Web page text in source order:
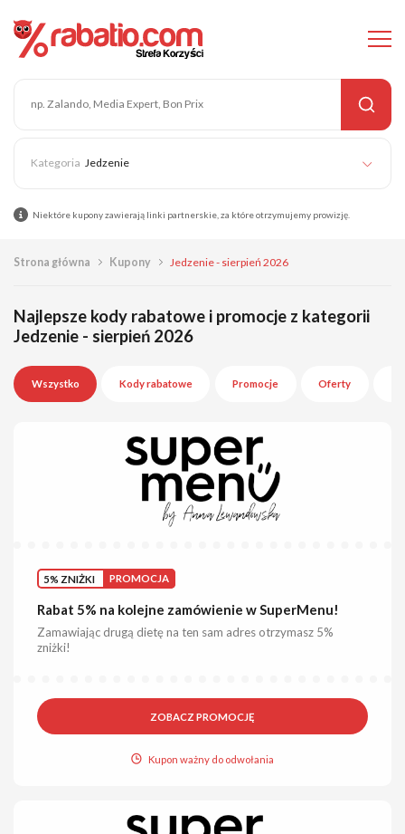
Jedzenie
Niektóre kupony zawierają linki partnerskie, za które otrzymujemy prowizję.
Strona główna Kupony Jedzenie - sierpień 2026
Najlepsze kody rabatowe i promocje z kategorii
Jedzenie - sierpień 2026
Wszystko Kody rabatowe Promocje Oferty
5% ZNIŻKI PROMOCJA
Rabat 5% na kolejne zamówienie w SuperMenu!
Zamawiając drugą dietę na ten sam adres otrzymasz 5%
zniżki!
ZOBACZ PROMOCJĘ
Kupon ważny do odwołania